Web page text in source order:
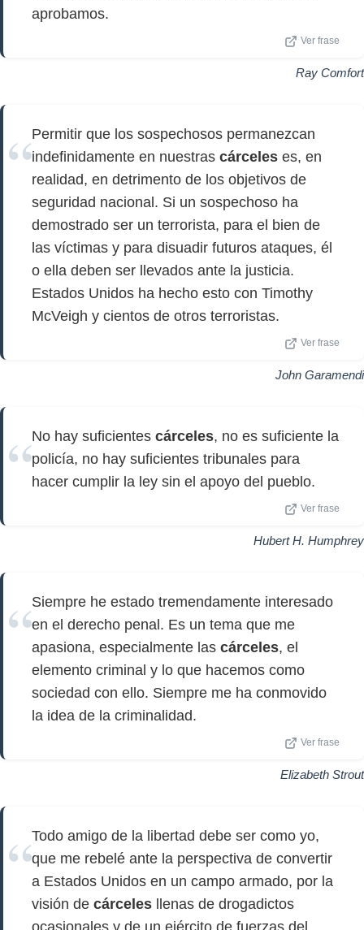
aprobamos.
Ver frase
Ray Comfort
Permitir que los sospechosos permanezcan
indefinidamente en nuestras cárceles es, en
realidad, en detrimento de los objetivos de
seguridad nacional. Si un sospechoso ha
demostrado ser un terrorista, para el bien de
las víctimas y para disuadir futuros ataques, él
o ella deben ser llevados ante la justicia.
Estados Unidos ha hecho esto con Timothy
McVeigh y cientos de otros terroristas.
Ver frase
John Garamendi
No hay suficientes cárceles, no es suficiente la
policía, no hay suficientes tribunales para
hacer cumplir la ley sin el apoyo del pueblo.
Ver frase
Hubert H. Humphrey
Siempre he estado tremendamente interesado
en el derecho penal. Es un tema que me
apasiona, especialmente las cárceles, el
elemento criminal y lo que hacemos como
sociedad con ello. Siempre me ha conmovido
la idea de la criminalidad.
Ver frase
Elizabeth Strout
Todo amigo de la libertad debe ser como yo,
que me rebelé ante la perspectiva de convertir
a Estados Unidos en un campo armado, por la
visión de cárceles llenas de drogadictos
ocasionales y de un ejército de fuerzas del